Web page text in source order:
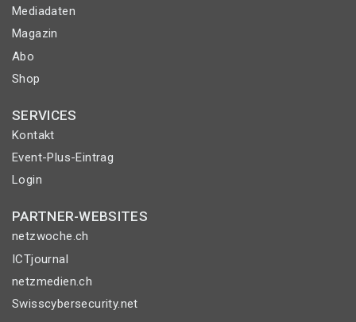
Mediadaten
Magazin
Abo
Shop
SERVICES
Kontakt
Event-Plus-Eintrag
Login
PARTNER-WEBSITES
netzwoche.ch
ICTjournal
netzmedien.ch
Swisscybersecurity.net